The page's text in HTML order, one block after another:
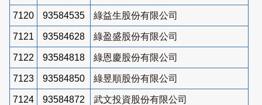
7120 93584535 綠益生股份有限公司
7121 93584628 綠盈盛股份有限公司
7122 93584818 綠恩慶股份有限公司
7123 93584850 綠昱順股份有限公司
7124 93584872 武文投資股份有限公司